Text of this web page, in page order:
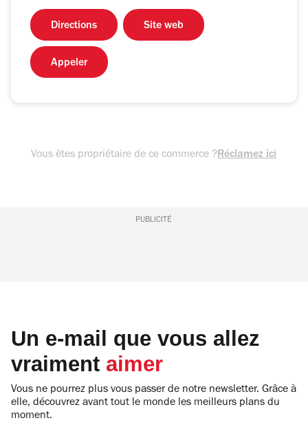
Directions Site web
Appeler
Vous êtes propriétaire de ce commerce ?Réclamez ici
PUBLICITÉ
Un e-mail que vous allez
vraiment aimer
Vous ne pourrez plus vous passer de notre newsletter. Grâce à
elle, découvrez avant tout le monde les meilleurs plans du
moment.